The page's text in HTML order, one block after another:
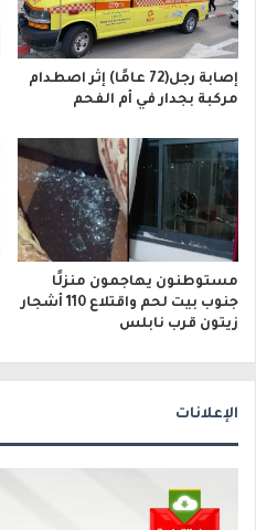
إصابة رجل(72 عامًا) إثر اصطدام
مركبة بجدار في أم الفحم
مستوطنون يهاجمون منزلًا
جنوب بيت لحم واقتلاع 110 أشجار
زيتون قرب نابلس
الإعلانات